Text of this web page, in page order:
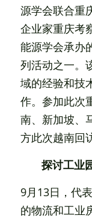
源学会联合重
企业家重庆考
能源学会承办
列活动之一。
域的经验和技
作。参加此次
南、新加坡、
方此次越南回
探讨工业
9月13日，代
的物流和工业